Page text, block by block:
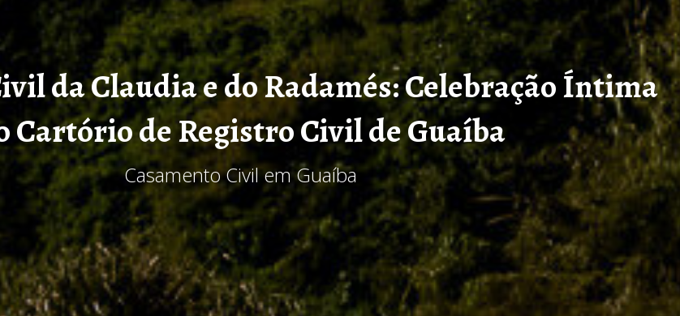
da Claudia e do Radamés: Celebração Íntima
Cartório de Registro Civil de Guaíba
Casamento Civil em Guaíba